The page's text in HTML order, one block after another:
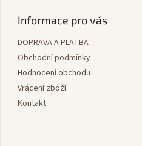
Informace pro vás
DOPRAVA A PLATBA
Obchodní podmínky
Hodnocení obchodu
Vrácení zboží
Kontakt